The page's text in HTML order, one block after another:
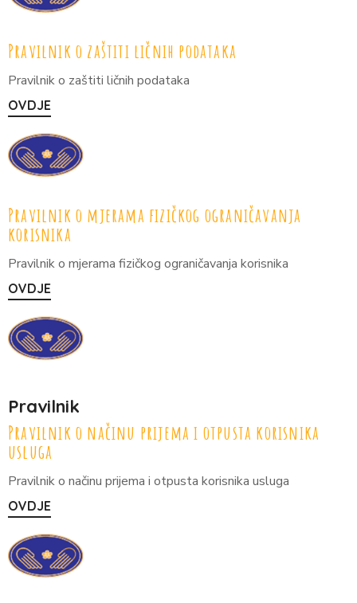
Pravilnik o zaštiti ličnih podataka
Pravilnik o zaštiti ličnih podataka
OVDJE
Pravilnik o mjerama fizičkog ograničavanja
korisnika
Pravilnik o mjerama fizičkog ograničavanja korisnika
OVDJE
Pravilnik
Pravilnik o načinu prijema i otpusta korisnika
usluga
Pravilnik o načinu prijema i otpusta korisnika usluga
OVDJE